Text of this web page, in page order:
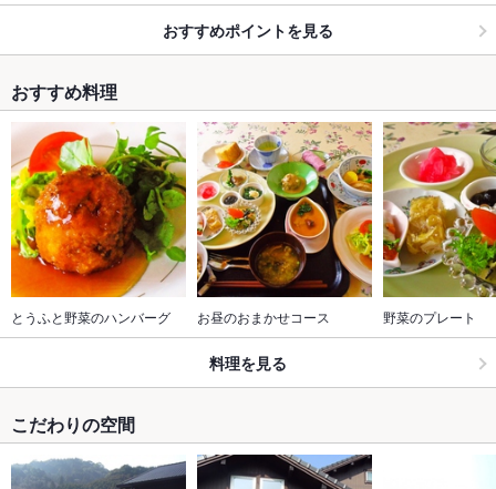
おすすめポイントを見る
おすすめ料理
とうふと野菜のハンバーグ お昼のおまかせコース 野菜のプレート
料理を見る
こだわりの空間